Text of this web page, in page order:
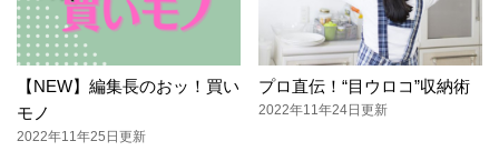
【NEW】編集長のおッ！買い
モノ
2022年11年25日更新
プロ直伝！“目ウロコ”収納術
2022年11年24日更新